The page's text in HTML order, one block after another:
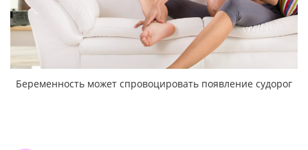
Беременность может спровоцировать появление судорог